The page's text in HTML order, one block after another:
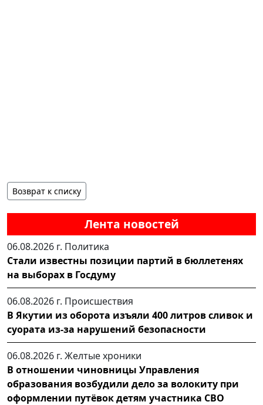
Лента новостей
06.08.2026 г. Политика
Стали известны позиции партий в бюллетенях
на выборах в Госдуму
06.08.2026 г. Происшествия
В Якутии из оборота изъяли 400 литров сливок и
суората из-за нарушений безопасности
06.08.2026 г. Желтые хроники
В отношении чиновницы Управления
образования возбудили дело за волокиту при
оформлении путёвок детям участника СВО
Возврат к списку